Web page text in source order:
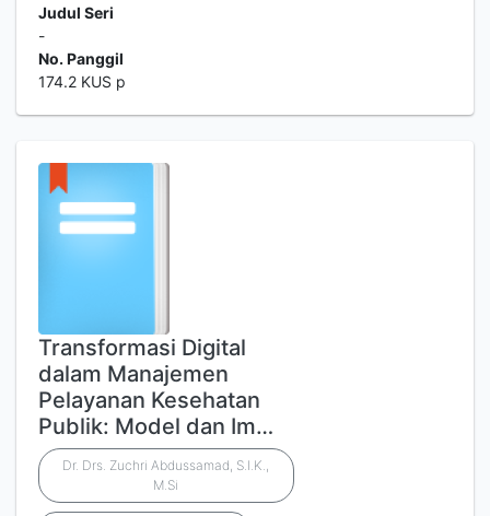
Judul Seri
-
No. Panggil
174.2 KUS p
Transformasi Digital
dalam Manajemen
Pelayanan Kesehatan
Publik: Model dan Im…
Dr. Drs. Zuchri Abdussamad, S.I.K.,
M.Si